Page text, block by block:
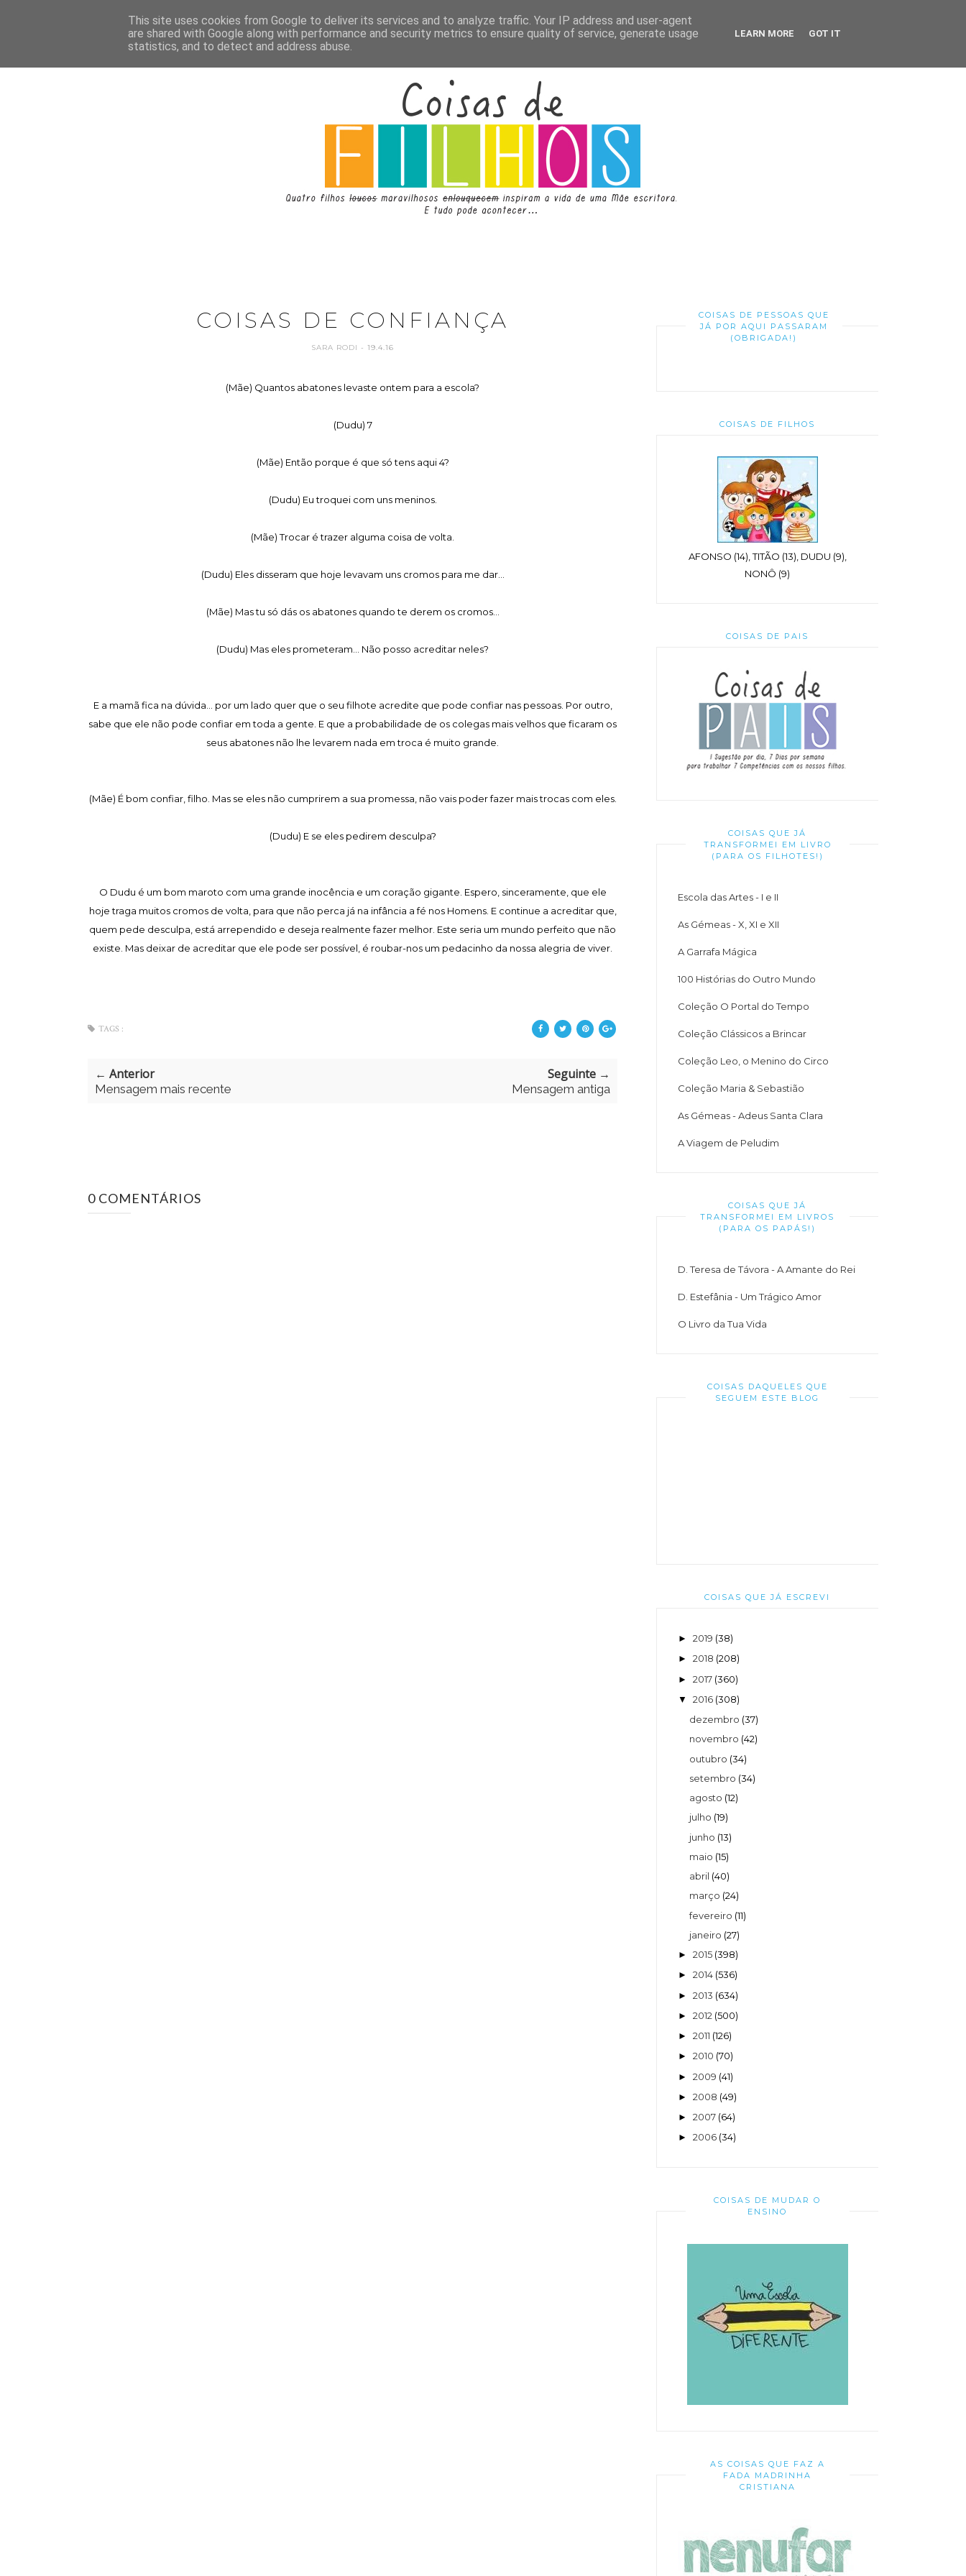
COISAS DE CONFIANÇA
SARA RODI - 19.4.16
(Mãe) Quantos abatones levaste ontem para a escola?
(Dudu) 7
(Mãe) Então porque é que só tens aqui 4?
(Dudu) Eu troquei com uns meninos.
(Mãe) Trocar é trazer alguma coisa de volta.
(Dudu) Eles disseram que hoje levavam uns cromos para me dar...
(Mãe) Mas tu só dás os abatones quando te derem os cromos...
(Dudu) Mas eles prometeram... Não posso acreditar neles?
E a mamã fica na dúvida... por um lado quer que o seu filhote acredite que pode confiar nas pessoas. Por outro,
sabe que ele não pode confiar em toda a gente. E que a probabilidade de os colegas mais velhos que ficaram os
seus abatones não lhe levarem nada em troca é muito grande.
(Mãe) É bom confiar, filho. Mas se eles não cumprirem a sua promessa, não vais poder fazer mais trocas com eles.
(Dudu) E se eles pedirem desculpa?
O Dudu é um bom maroto com uma grande inocência e um coração gigante. Espero, sinceramente, que ele
hoje traga muitos cromos de volta, para que não perca já na infância a fé nos Homens. E continue a acreditar que,
quem pede desculpa, está arrependido e deseja realmente fazer melhor. Este seria um mundo perfeito que não
existe. Mas deixar de acreditar que ele pode ser possível, é roubar-nos um pedacinho da nossa alegria de viver.
TAGS :
← Anterior
Mensagem mais recente
Seguinte →
Mensagem antiga
0 COMENTÁRIOS
COISAS DE PESSOAS QUE
JÁ POR AQUI PASSARAM
(OBRIGADA!)
COISAS DE FILHOS
AFONSO (14), TITÃO (13), DUDU (9),
NONÔ (9)
COISAS DE PAIS
COISAS QUE JÁ
TRANSFORMEI EM LIVRO
(PARA OS FILHOTES!)
Escola das Artes - I e II
As Gémeas - X, XI e XII
A Garrafa Mágica
100 Histórias do Outro Mundo
Coleção O Portal do Tempo
Coleção Clássicos a Brincar
Coleção Leo, o Menino do Circo
Coleção Maria & Sebastião
As Gémeas - Adeus Santa Clara
A Viagem de Peludim
COISAS QUE JÁ
TRANSFORMEI EM LIVROS
(PARA OS PAPÁS!)
D. Teresa de Távora - A Amante do Rei
D. Estefânia - Um Trágico Amor
O Livro da Tua Vida
COISAS DAQUELES QUE
SEGUEM ESTE BLOG
COISAS QUE JÁ ESCREVI
► 2019 (38)
► 2018 (208)
► 2017 (360)
▼ 2016 (308)
dezembro (37)
novembro (42)
outubro (34)
setembro (34)
agosto (12)
julho (19)
junho (13)
maio (15)
abril (40)
março (24)
fevereiro (11)
janeiro (27)
► 2015 (398)
► 2014 (536)
► 2013 (634)
► 2012 (500)
► 2011 (126)
► 2010 (70)
► 2009 (41)
► 2008 (49)
► 2007 (64)
► 2006 (34)
COISAS DE MUDAR O
ENSINO
AS COISAS QUE FAZ A
FADA MADRINHA
CRISTIANA
This site uses cookies from Google to deliver its services and to analyze traffic. Your IP address and user-agent
are shared with Google along with performance and security metrics to ensure quality of service, generate usage
statistics, and to detect and address abuse.
LEARN MORE GOT IT